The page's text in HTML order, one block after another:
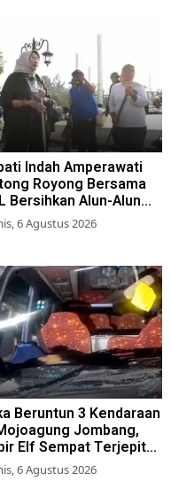
Indah Amperawati
Royong Bersama
Bersihkan Alun-Alun
6 Agustus 2026
Beruntun 3 Kendaraan
Jombang,
Elf Sempat Terjepit
6 Agustus 2026